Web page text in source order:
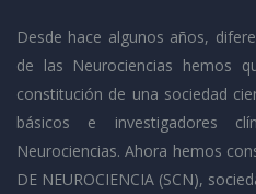
Desde hace algunos años,
de las Neurociencias hemos
constitución de una sociedad
básicos e investigadores
Neurociencias. Ahora hemos
DE NEUROCIENCIA (SCN),